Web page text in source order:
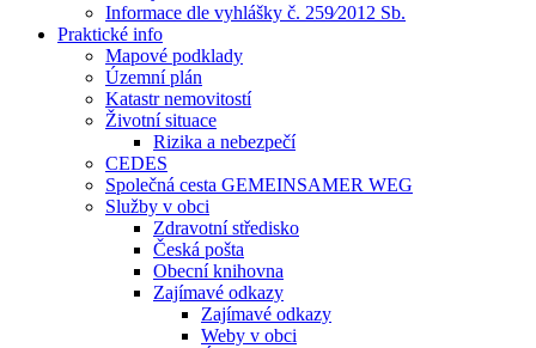
Informace dle vyhlášky č. 259⁄2012 Sb.
Praktické info
Mapové podklady
Územní plán
Katastr nemovitostí
Životní situace
Rizika a nebezpečí
CEDES
Společná cesta GEMEINSAMER WEG
Služby v obci
Zdravotní středisko
Česká pošta
Obecní knihovna
Zajímavé odkazy
Zajímavé odkazy
Weby v obci